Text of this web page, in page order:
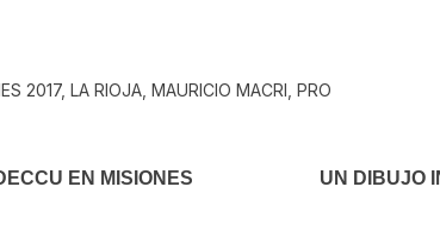
2017, LA RIOJA MAURICIO MACRI PRO
EN MISIONES
UN DIBUJO